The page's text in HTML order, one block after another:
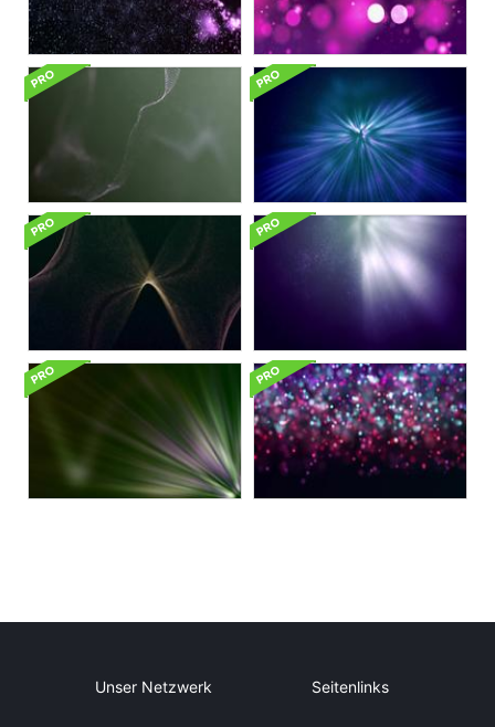
Unser Netzwerk Seitenlinks